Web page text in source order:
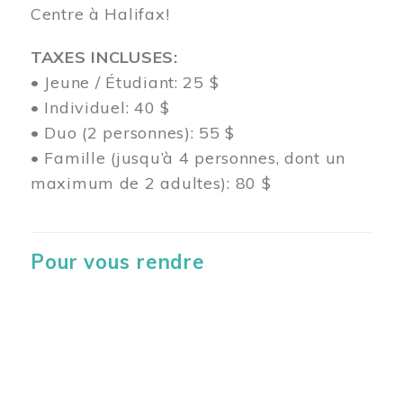
Centre à Halifax!
TAXES INCLUSES:
• Jeune / Étudiant: 25 $
• Individuel: 40 $
• Duo (2 personnes): 55 $
• Famille (jusqu’à 4 personnes, dont un
maximum de 2 adultes): 80 $
Pour vous rendre